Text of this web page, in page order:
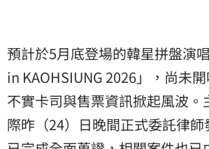
預計於5月底登場的韓星拼盤演
in KAOHSIUNG 2026」，尚未
不實卡司與售票資訊掀起風波。
際昨（24）日晚間正式委託律